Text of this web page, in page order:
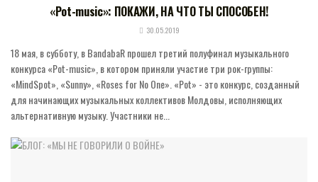
«Pot-music»: ПОКАЖИ, НА ЧТО ТЫ СПОСОБЕН!
30.05.2019
18 мая, в субботу, в BandabaR прошел третий полуфинал музыкального
конкурса «Pot-music», в котором приняли участие три рок-группы:
«MindSpot», «Sunny», «Roses for No One». «Pot» - это конкурс, созданный
для начинающих музыкальных коллективов Молдовы, исполняющих
альтернативную музыку. Участники не...